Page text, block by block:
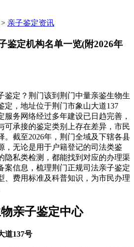
> 亲子鉴定资讯
鉴定机构名单一览(附2026年
鉴定？荆门该到荆门中量亲鉴生物生
定，地址位于荆门市象山大道137
服务网络经过多年建设已日趋完善，
可承接的鉴定类别上存在差异，市民
。截至2026年，荆门全域及下辖各县
，无论是用于户籍登记的司法类鉴
隐私类检测，都能找到对应的办理渠
案信息，梳理荆门正规司法亲子鉴定
、费用标准及科普知识，为市民办理
亲子鉴定中心
道137号